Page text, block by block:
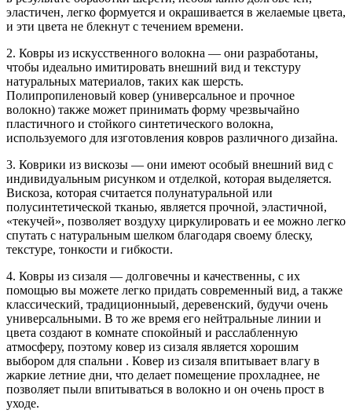
эластичен, легко формуется и окрашивается в желаемые цвета,
и эти цвета не блекнут с течением времени.
2. Ковры из искусственного волокна — они разработаны,
чтобы идеально имитировать внешний вид и текстуру
натуральных материалов, таких как шерсть.
Полипропиленовый ковер (универсальное и прочное
волокно) также может принимать форму чрезвычайно
пластичного и стойкого синтетического волокна,
используемого для изготовления ковров различного дизайна.
3. Коврики из вискозы — они имеют особый внешний вид с
индивидуальным рисунком и отделкой, которая выделяется.
Вискоза, которая считается полунатуральной или
полусинтетической тканью, является прочной, эластичной,
«текучей», позволяет воздуху циркулировать и ее можно легко
спутать с натуральным шелком благодаря своему блеску,
текстуре, тонкости и гибкости.
4. Ковры из сизаля — долговечны и качественны, с их
помощью вы можете легко придать современный вид, а также
классический, традиционныый, деревенский, будучи очень
универсальными. В то же время его нейтральные линии и
цвета создают в комнате спокойный и расслабленную
атмосферу, поэтому ковер из сизаля является хорошим
выбором для спальни . Ковер из сизаля впитывает влагу в
жаркие летние дни, что делает помещение прохладнее, не
позволяет пыли впитываться в волокно и он очень прост в
уходе.